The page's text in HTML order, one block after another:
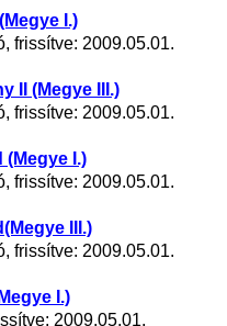
I.)
frissítve: 2009.05.01.
II (Megye III.)
frissítve: 2009.05.01.
(Megye I.)
frissítve: 2009.05.01.
III.)
frissítve: 2009.05.01.
I.)
2009.05.01.